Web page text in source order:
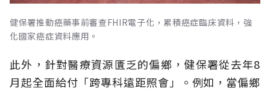
健保署推動癌藥事前審查FHIR電子化，累積癌症臨床資料，強
化國家癌症資料應用。
此外，針對醫療資源匱乏的偏鄉，健保署從去年8
月起全面給付「跨專科遠距照會」。例如，當偏鄉